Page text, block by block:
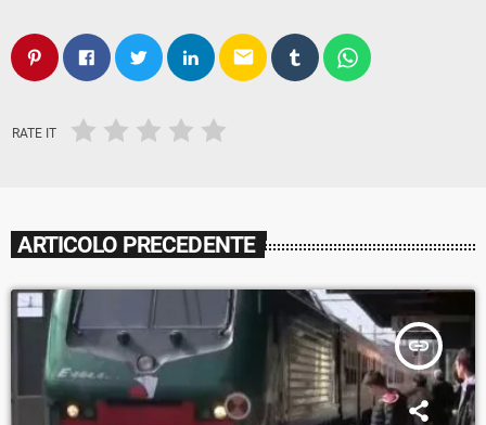
email
RATE IT
ARTICOLO PRECEDENTE
insert_link